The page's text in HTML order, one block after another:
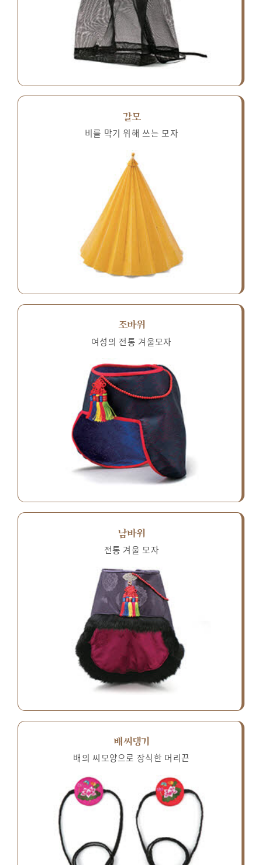
갈모
비를 막기 위해 쓰는 모자
조바위
여성의 전통 겨울모자
남바위
전통 겨울 모자
배씨댕기
배의 씨모양으로 장식한 머리끈